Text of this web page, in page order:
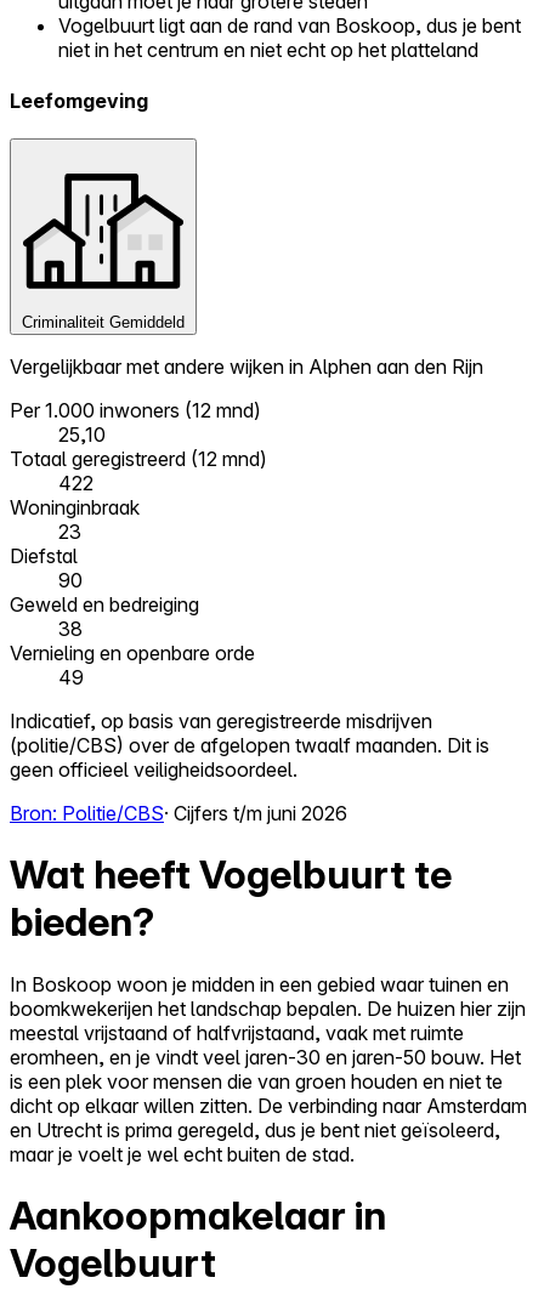
Vogelbuurt ligt aan de rand van Boskoop, dus je bent
niet in het centrum en niet echt op het platteland
Leefomgeving
Criminaliteit Gemiddeld
Vergelijkbaar met andere wijken in Alphen aan den Rijn
Per 1.000 inwoners (12 mnd)
25,10
Totaal geregistreerd (12 mnd)
422
Woninginbraak
23
Diefstal
90
Geweld en bedreiging
38
Vernieling en openbare orde
49
Indicatief, op basis van geregistreerde misdrijven
(politie/CBS) over de afgelopen twaalf maanden. Dit is
geen officieel veiligheidsoordeel.
Bron: Politie/CBS· Cijfers t/m juni 2026
Wat heeft Vogelbuurt te
bieden?
In Boskoop woon je midden in een gebied waar tuinen en
boomkwekerijen het landschap bepalen. De huizen hier zijn
meestal vrijstaand of halfvrijstaand, vaak met ruimte
eromheen, en je vindt veel jaren-30 en jaren-50 bouw. Het
is een plek voor mensen die van groen houden en niet te
dicht op elkaar willen zitten. De verbinding naar Amsterdam
en Utrecht is prima geregeld, dus je bent niet geïsoleerd,
maar je voelt je wel echt buiten de stad.
Aankoopmakelaar in
Vogelbuurt